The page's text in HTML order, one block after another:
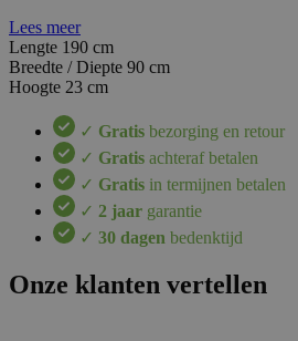
Lees meer
Lengte 190 cm
Breedte / Diepte 90 cm
Hoogte 23 cm
✓ Gratis bezorging en retour
✓ Gratis achteraf betalen
✓ Gratis in termijnen betalen
✓ 2 jaar garantie
✓ 30 dagen bedenktijd
Onze klanten vertellen